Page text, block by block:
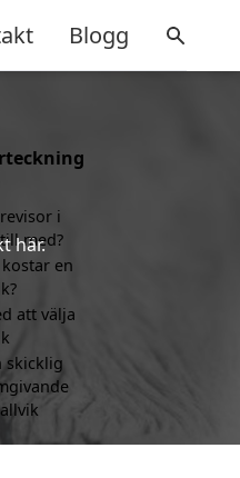
Blogg
här.
i
med?
en
att välja
skicklig